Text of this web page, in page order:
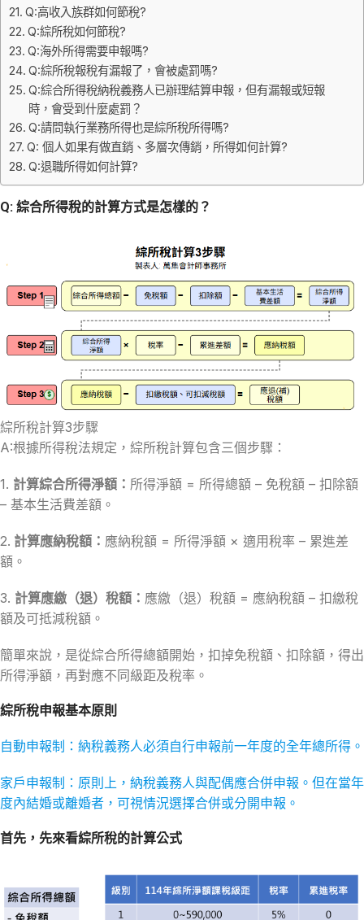
Q:高收入族群如何節稅?
Q:綜所稅如何節稅?
Q:海外所得需要申報嗎?
Q:綜所稅報稅有漏報了，會被處罰嗎?
Q:綜合所得稅納稅義務人已辦理結算申報，但有漏報或短報
時，會受到什麼處罰？
Q:請問執行業務所得也是綜所稅所得嗎?
Q: 個人如果有做直銷、多層次傳銷，所得如何計算?
Q:退職所得如何計算?
Q: 綜合所得稅的計算方式是怎樣的？
綜所稅計算3步驟
A:根據所得稅法規定，綜所稅計算包含三個步驟：
1. 計算綜合所得淨額： 所得淨額 = 所得總額 – 免稅額 – 扣除額
– 基本生活費差額。
2. 計算應納稅額： 應納稅額 = 所得淨額 × 適用稅率 – 累進差
額。
3. 計算應繳（退）稅額： 應繳（退）稅額 = 應納稅額 – 扣繳稅
額及可抵減稅額。
簡單來說，是從綜合所得總額開始，扣掉免稅額、扣除額，得出
所得淨額，再對應不同級距及稅率。
綜所稅申報基本原則
自動申報制：納稅義務人必須自行申報前一年度的全年總所得。
家戶申報制：原則上，納稅義務人與配偶應合併申報。但在當年
度內結婚或離婚者，可視情況選擇合併或分開申報。
首先，先來看綜所稅的計算公式